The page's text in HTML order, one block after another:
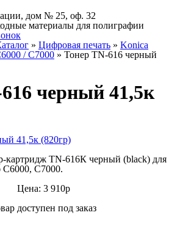
дом № 25, оф. 32
материалы для полиграфии
» Цифровая печать » Konica
/ C7000 » Тонер TN-616 черный
черный 41,5к
картридж TN-616К черный (black) для
C7000.
Цена: 3 910р
доступен под заказ